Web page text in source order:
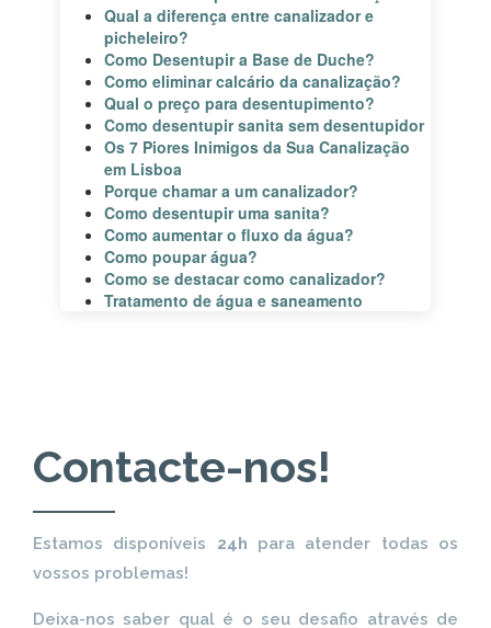
Qual a diferença entre canalizador e
picheleiro?
Como Desentupir a Base de Duche?
Como eliminar calcário da canalização?
Qual o preço para desentupimento?
Como desentupir sanita sem desentupidor
Os 7 Piores Inimigos da Sua Canalização
em Lisboa
Porque chamar a um canalizador?
Como desentupir uma sanita?
Como aumentar o fluxo da água?
Como poupar água?
Como se destacar como canalizador?
Tratamento de água e saneamento
Contacte-nos!
Estamos disponíveis 24h para atender todas os
vossos problemas!
Deixa-nos saber qual é o seu desafio através de